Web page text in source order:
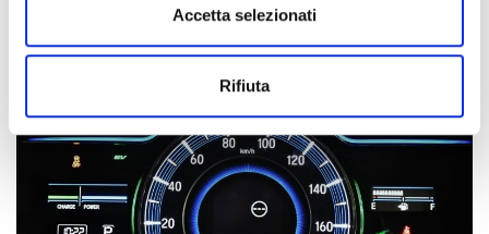
Accetta selezionati
Rifiuta
alla conservazione delle risorse energetiche in natura.